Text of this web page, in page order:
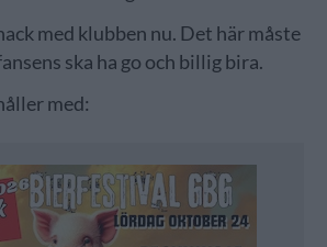
med klubben nu. Det här måste
ska ha go och billig bira.
med: